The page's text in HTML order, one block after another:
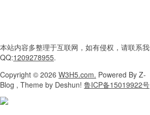
本站内容多整理于互联网， 如有侵权，请联系
QQ:1209278955.
Copyright © 2026 W3H5.com. Powered By Z-
Blog , Theme by Deshun! 鲁ICP备15019922号